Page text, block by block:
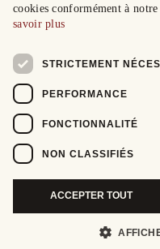
cookies conformément à
savoir plus
STRICTEMENT
PERFORMANCE
FONCTIONNALITÉ
NON CLASSIFIÉS
ACCEPTER TOUT